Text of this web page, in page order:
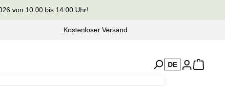
von 10:00 bis 14:00 Uhr!
Kostenloser Versand
DE